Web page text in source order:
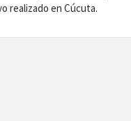
realizado en Cúcuta.